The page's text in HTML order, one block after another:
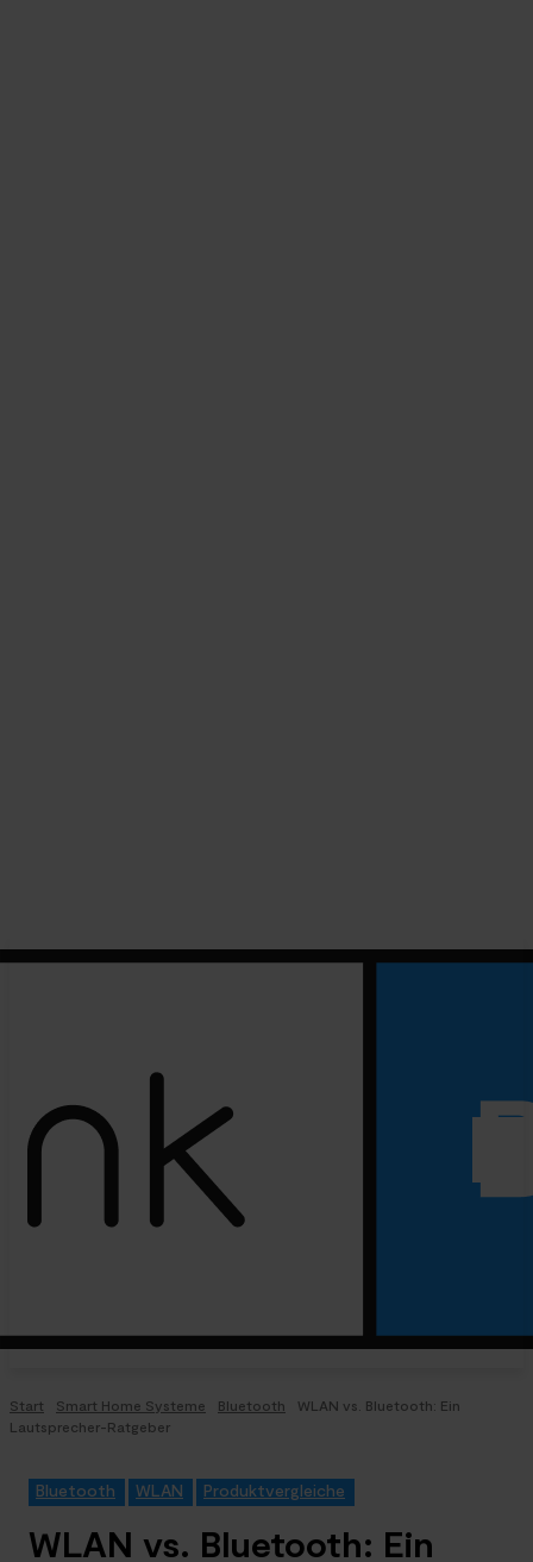
Start Smart Home Systeme Bluetooth
WLAN vs. Bluetooth: Ein
Lautsprecher-Ratgeber
Bluetooth WLAN Produktvergleiche
WLAN vs. Bluetooth: Ein